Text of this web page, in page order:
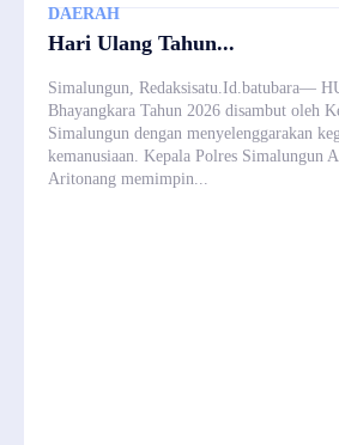
DAERAH
Hari Ulang Tahun...
Simalungun, Redaksisatu.Id.batubara—
Bhayangkara Tahun 2026 disambut oleh
Simalungun dengan menyelenggarakan
kemanusiaan. Kepala Polres Simalungun
Aritonang memimpin...